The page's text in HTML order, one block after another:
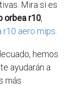
Mira si es
orbea r10,
r10 aero mips
hemos
ayudarán a
más